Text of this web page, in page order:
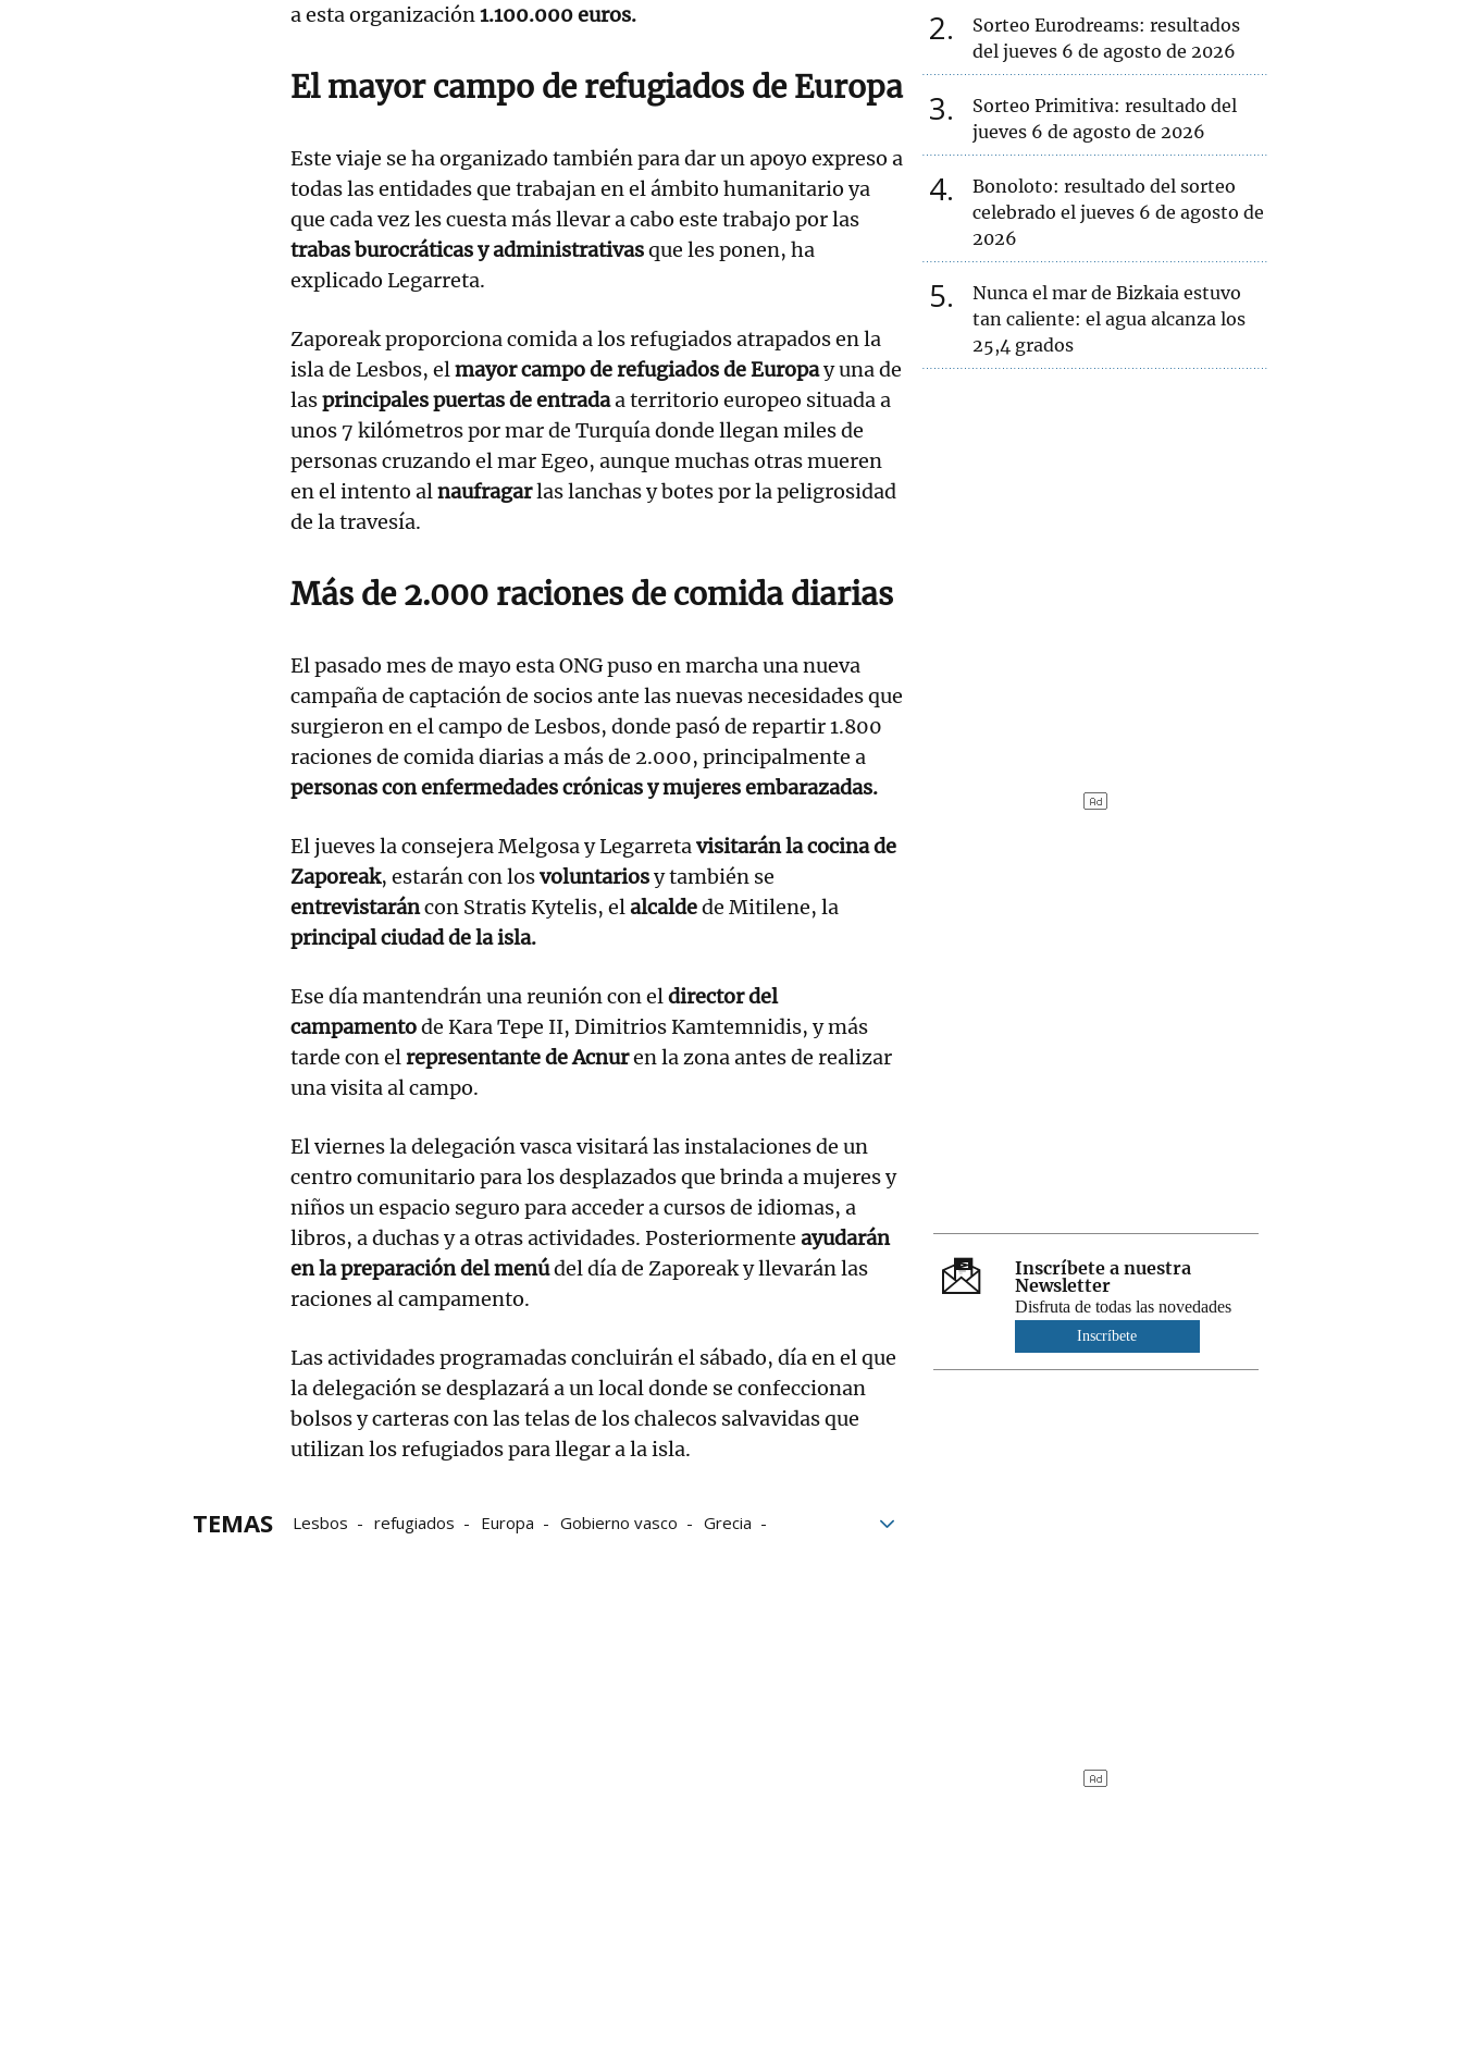
a esta organización1.100.000 euros.
El mayor campo de refugiados de Europa
Este viaje se ha organizado también para dar un apoyo expreso a
todas las entidades que trabajan en el ámbito humanitario ya
que cada vez les cuesta más llevar a cabo este trabajo por las
trabas burocráticas y administrativasque les ponen, ha
explicado Legarreta.
Zaporeak proporciona comida a los refugiados atrapados en la
isla de Lesbos, elmayor campo de refugiados de Europay una de
lasprincipales puertas de entradaa territorio europeo situada a
unos 7 kilómetros por mar de Turquía donde llegan miles de
personas cruzando el mar Egeo, aunque muchas otras mueren
en el intento alnaufragarlas lanchas y botes por la peligrosidad
de la travesía.
Más de 2.000 raciones de comida diarias
El pasado mes de mayo esta ONG puso en marcha una nueva
campaña de captación de socios ante las nuevas necesidades que
surgieron en el campo de Lesbos, donde pasó de repartir 1.800
raciones de comida diarias a más de 2.000, principalmente a
personas con enfermedades crónicas y mujeres embarazadas.
El jueves la consejera Melgosa y Legarretavisitarán la cocina de
Zaporeak, estarán con losvoluntariosy también se
entrevistaráncon Stratis Kytelis, elalcaldede Mitilene, la
principal ciudad de la isla.
Ese día mantendrán una reunión con eldirector del
campamentode Kara Tepe II, Dimitrios Kamtemnidis, y más
tarde con elrepresentante de Acnuren la zona antes de realizar
una visita al campo.
El viernes la delegación vasca visitará las instalaciones de un
centro comunitario para los desplazados que brinda a mujeres y
niños un espacio seguro para acceder a cursos de idiomas, a
libros, a duchas y a otras actividades. Posteriormente ayudarán
en la preparación del menúdel día de Zaporeak y llevarán las
raciones al campamento.
Las actividades programadas concluirán el sábado, día en el que
la delegación se desplazará a un local donde se confeccionan
bolsos y carteras con las telas de los chalecos salvavidas que
utilizan los refugiados para llegar a la isla.
TEMAS Lesbos refugiados Europa Gobierno vasco
Grecia
2
Sorteo Eurodreams: resultados
del jueves 6 de agosto de 2026
3
Sorteo Primitiva: resultado del
jueves 6 de agosto de 2026
4
Bonoloto: resultado del sorteo
celebrado el jueves 6 de agosto de
2026
5
Nunca el mar de Bizkaia estuvo
tan caliente: el agua alcanza los
25,4 grados
Inscríbete a nuestra
Newsletter
Disfruta de todas las novedades
Inscríbete